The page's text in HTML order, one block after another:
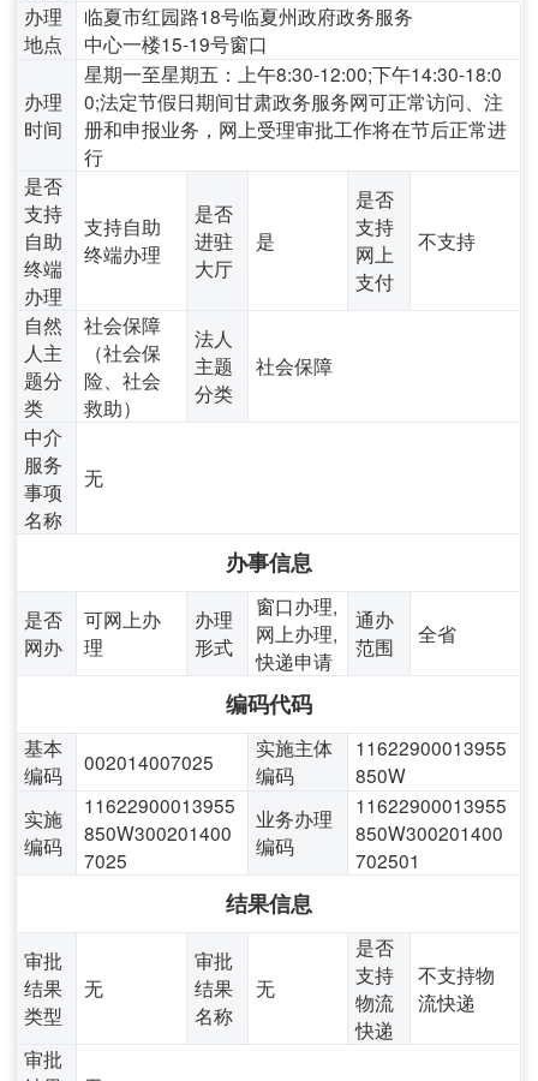
办理
地点
临夏市红园路18号临夏州政府政务服务
中心一楼15-19号窗口
办理
时间
星期一至星期五：上午8:30-12:00;下午14:30-18:0
0;法定节假日期间甘肃政务服务网可正常访问、注
册和申报业务，网上受理审批工作将在节后正常进
行
是否
支持
自助
终端
办理
支持自助
终端办理
是否
进驻
大厅
是
是否
支持
网上
支付
不支持
自然
人主
题分
类
社会保障
（社会保
险、社会
救助）
法人
主题
分类
社会保障
中介
服务
事项
名称
无
办事信息
是否
网办
可网上办
理
办理
形式
窗口办理,
网上办理,
快递申请
通办
范围
全省
编码代码
基本
编码
002014007025
实施主体
编码
11622900013955
850W
实施
编码
11622900013955
850W300201400
7025
业务办理
编码
11622900013955
850W300201400
702501
结果信息
审批
结果
类型
无
审批
结果
名称
无
是否
支持
物流
快递
不支持物
流快递
审批